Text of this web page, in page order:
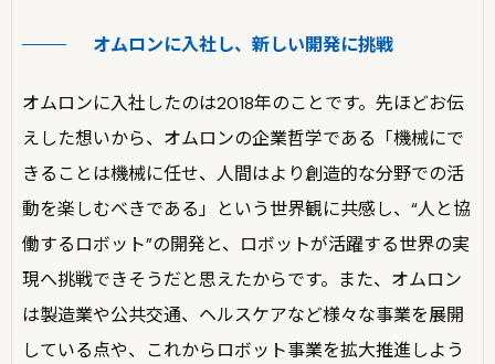
オムロンに入社し、新しい開発に挑戦
オムロンに入社したのは2018年のことです。先ほどお伝
えした想いから、オムロンの企業哲学である「機械にで
きることは機械に任せ、人間はより創造的な分野での活
動を楽しむべきである」という世界観に共感し、“人と協
働するロボット”の開発と、ロボットが活躍する世界の実
現へ挑戦できそうだと思えたからです。また、オムロン
は製造業や公共交通、ヘルスケアなど様々な事業を展開
している点や、これからロボット事業を拡大推進しよう